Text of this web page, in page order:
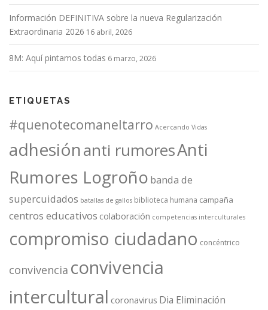
Información DEFINITIVA sobre la nueva Regularización
Extraordinaria 2026 16 abril, 2026
8M: Aquí pintamos todas 6 marzo, 2026
ETIQUETAS
#quenotecomaneltarro Acercando Vidas
adhesiónanti rumoresAnti
Rumores Logroño banda de
supercuidados batallas de gallos biblioteca humana campaña
centros educativos colaboración competencias interculturales
compromiso ciudadano concéntrico
convivencia convivencia
intercultural coronavirus Dia Eliminación